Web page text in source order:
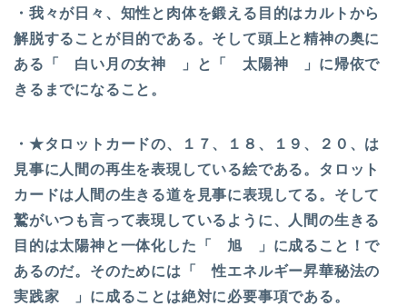
・我々が日々、知性と肉体を鍛える目的はカルトから
解脱することが目的である。そして頭上と精神の奥に
ある「 白い月の女神 」と「 太陽神 」に帰依で
きるまでになること。
・★タロットカードの、１７、１８、１９、２０、は
見事に人間の再生を表現している絵である。タロット
カードは人間の生きる道を見事に表現してる。そして
鷲がいつも言って表現しているように、人間の生きる
目的は太陽神と一体化した「 旭 」に成ること！で
あるのだ。そのためには「 性エネルギー昇華秘法の
実践家 」に成ることは絶対に必要事項である。